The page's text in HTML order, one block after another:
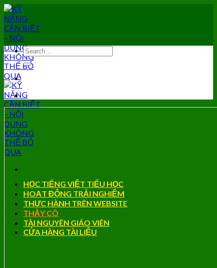
Skip
to
content
HỌC TIẾNG VIỆT TIỂU HỌC
HOẠT ĐỘNG TRẢI NGHIỆM
THỰC HÀNH TRÊN WEBSITE
THẦY CÔ
TÀI NGUYÊN GIÁO VIÊN
CỬA HÀNG TÀI LIỆU